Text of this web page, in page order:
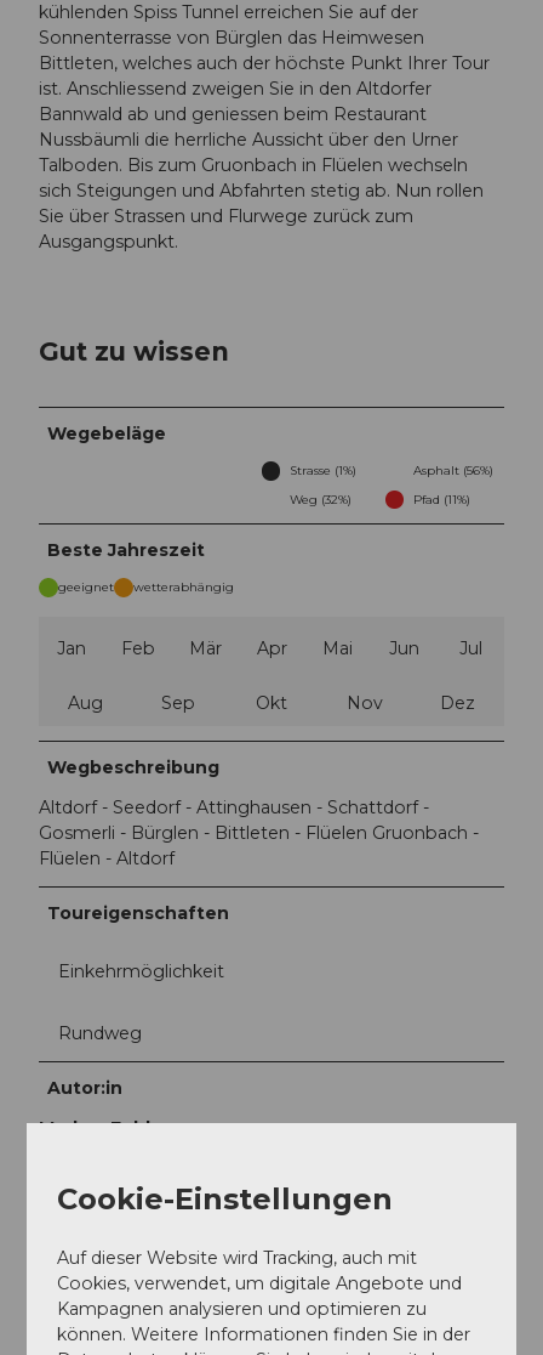
kühlenden Spiss Tunnel erreichen Sie auf der
Sonnenterrasse von Bürglen das Heimwesen
Bittleten, welches auch der höchste Punkt Ihrer Tour
ist. Anschliessend zweigen Sie in den Altdorfer
Bannwald ab und geniessen beim Restaurant
Nussbäumli die herrliche Aussicht über den Urner
Talboden. Bis zum Gruonbach in Flüelen wechseln
sich Steigungen und Abfahrten stetig ab. Nun rollen
Sie über Strassen und Flurwege zurück zum
Ausgangspunkt.
Gut zu wissen
Wegebeläge
Strasse (1%)
Asphalt (56%)
Weg (32%)
Pfad (11%)
Beste Jahreszeit
geeignet wetterabhängig
Jan Feb Mär Apr Mai Jun Jul
Aug Sep Okt Nov Dez
Wegbeschreibung
Altdorf - Seedorf - Attinghausen - Schattdorf -
Gosmerli - Bürglen - Bittleten - Flüelen Gruonbach -
Flüelen - Altdorf
Toureigenschaften
Einkehrmöglichkeit
Rundweg
Autor:in
Markus Fehlmann
Organisation
Sicherheitshinweise
Falls Sie im Winter die Tour machen, dann achten Sie
auf eisige Stellen!
Cookie-Einstellungen
Auf dieser Website wird Tracking, auch mit
Cookies, verwendet, um digitale Angebote und
Kampagnen analysieren und optimieren zu
können. Weitere Informationen finden Sie in der